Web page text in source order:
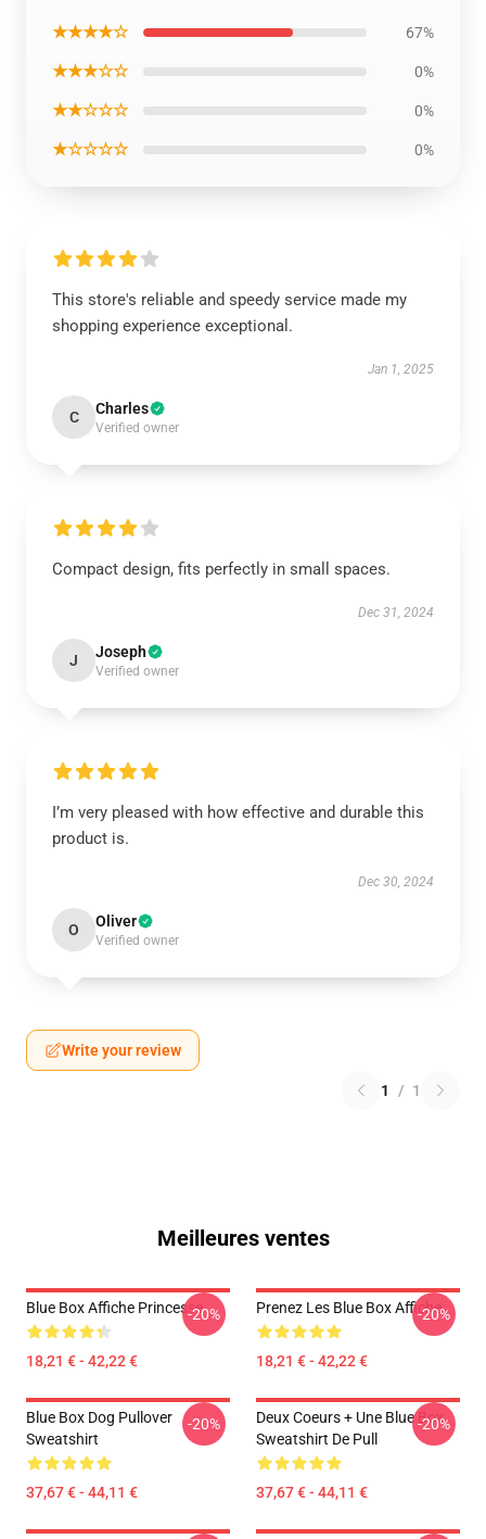
★★★★☆ 67%
★★★☆☆ 0%
★★☆☆☆ 0%
★☆☆☆☆ 0%
This store's reliable and speedy service made my
shopping experience exceptional.
Jan 1, 2025
C Charles
Verified owner
Compact design, fits perfectly in small spaces.
Dec 31, 2024
J Joseph
Verified owner
I’m very pleased with how effective and durable this
product is.
Dec 30, 2024
O Oliver
Verified owner
Write your review
1 / 1
Meilleures ventes
Blue Box Affiche Princesse
18,21 € - 42,22 €
-20% Prenez Les Blue Box Affiche
18,21 € - 42,22 €
-20%
Blue Box Dog Pullover
Sweatshirt
37,67 € - 44,11 €
-20%
Deux Coeurs + Une Blue Box
Sweatshirt De Pull
37,67 € - 44,11 €
-20%